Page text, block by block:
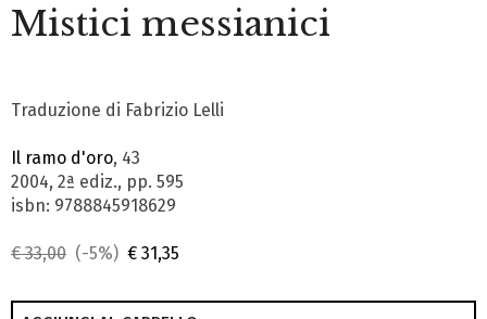
Mistici messianici
Traduzione di Fabrizio Lelli
Il ramo d'oro, 43
2004, 2ª ediz., pp. 595
isbn: 9788845918629
€ 33,00 (-5%) € 31,35